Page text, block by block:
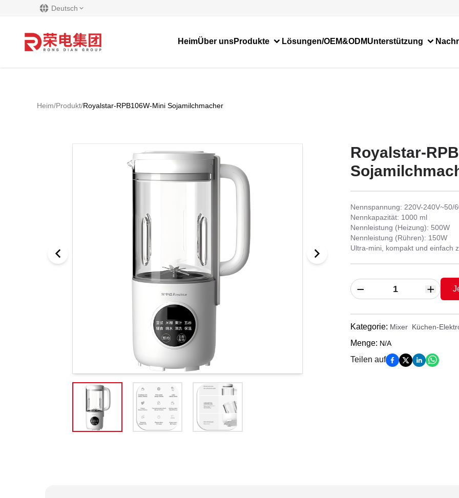
Deutsch
HeimÜber unsProdukte Lösungen/OEM&ODMUnterstützung
Heim/Produkt/Royalstar-RPB106W-Mini Sojamilchmacher
Royalstar-
Nennspannung: 220V-240V~50/
Nennkapazität: 1000 ml
Nennleistung (Heizung): 500W
Nennleistung (Rühren): 150W
Ultra-mini, kompakt und einfach
Kategorie: Mixer Küchen-
Menge: N/A
Teilen auf